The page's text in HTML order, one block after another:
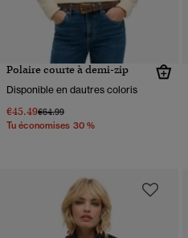
Polaire courte à demi-zip
Disponible en dautres coloris
€45.49Prix réduit de
€64.99à
Tu économises 30 %